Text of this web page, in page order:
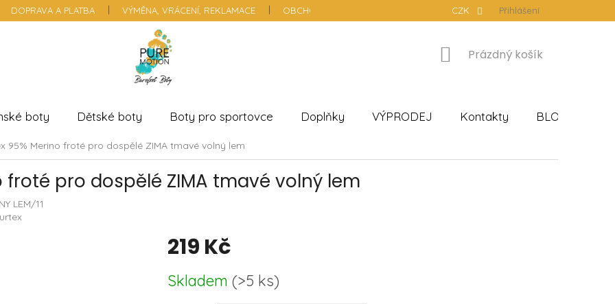
DOPRAVA A PLATBA VÝMĚNA, VRÁCENÍ, REKLAMACE OBCHODNÍ PODMÍNKY PODMÍNKY OCHRANY OSOBNÍCH ÚDAJŮ
CZK Přihlášení
NÁKUPNÍ
Prázdný košík
boty Dětské boty Boty pro sportovce Doplňky VÝPRODEJ Kontakty BLOG
95% Merino froté pro dospělé ZIMA tmavé volný lem
froté pro dospělé ZIMA tmavé volný lem
LEM/11
219 Kč
cena:
Skladem (>5 ks)